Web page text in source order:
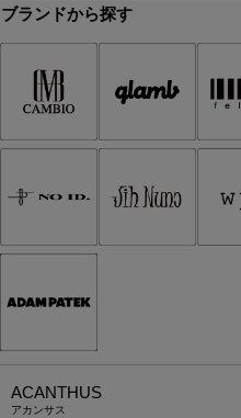
ブランドから探す
ACANTHUS
アカンサス